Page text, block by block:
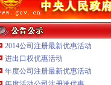
2014公司注册最新优惠活动
进出口权优惠活动
年度公司注册最新优惠活动